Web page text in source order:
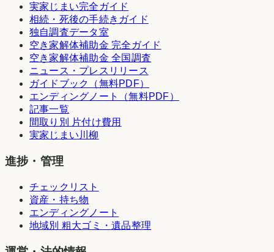
実家じまい完全ガイド
相続・死後の手続きガイド
独自調査データ室
空き家解体補助金 完全ガイド
空き家解体補助金 全国調査
ニュース・プレスリリース
ガイドブック（無料PDF）
エンディングノート（無料PDF）
記事一覧
間取り別 片付け費用
実家じまい川柳
進捗・管理
チェックリスト
資産・持ち物
エンディングノート
地域別 粗大ゴミ・遺品整理